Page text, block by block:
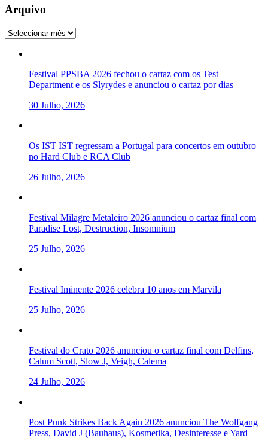
Arquivo
Arquivo
Festival PPSBA 2026 fechou o cartaz com os Test
Department e os Slyrydes e anunciou o cartaz por dias
30 Julho, 2026
Os IST IST regressam a Portugal para concertos em outubro
no Hard Club e RCA Club
26 Julho, 2026
Festival Milagre Metaleiro 2026 anunciou o cartaz final com
Paradise Lost, Destruction, Insomnium
25 Julho, 2026
Festival Iminente 2026 celebra 10 anos em Marvila
25 Julho, 2026
Festival do Crato 2026 anunciou o cartaz final com Delfins,
Calum Scott, Slow J, Veigh, Calema
24 Julho, 2026
Post Punk Strikes Back Again 2026 anunciou The Wolfgang
Press, David J (Bauhaus), Kosmetika, Desinteresse e Yard